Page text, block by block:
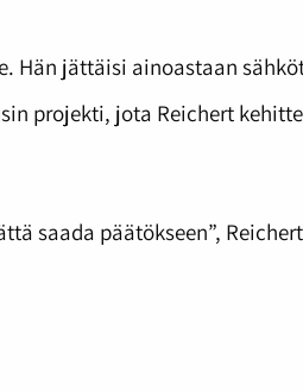
Hän jättäisi ainoastaan
projekti, jota Reichert
saada päätökseen”,